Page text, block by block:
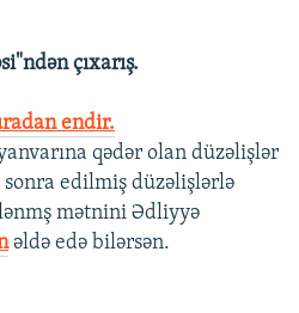
STANDARTLARIMIZ
çıxarış.
endir.
qədər olan düzəlişlər
edilmiş düzəlişlərlə
mətnini Ədliyyə
əldə edə bilərsən.